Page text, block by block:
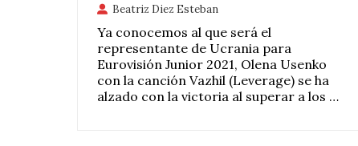
Beatriz Diez Esteban
Ya conocemos al que será el
representante de Ucrania para
Eurovisión Junior 2021, Olena Usenko
con la canción Vazhil (Leverage) se ha
alzado con la victoria al superar a los …